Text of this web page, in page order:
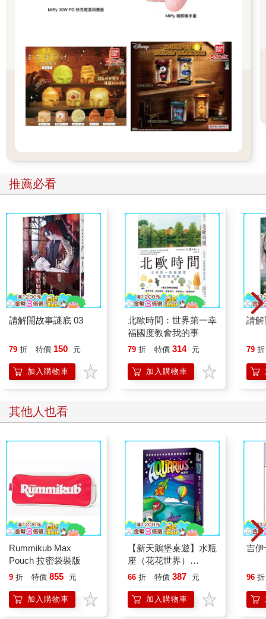
推薦必看
請解開故事謎底 03
79 折 特價 150 元
加入購物車
北歐時間：世界第一幸
福國度教會我的事
79 折 特價 314 元
加入購物車
請解
79 折
其他人也看
Rummikub Max
Pouch 拉密袋裝版
9 折 特價 855 元
加入購物車
【新天鵝堡桌遊】水瓶
座（花花世界）
Aquarius
66 折 特價 387 元
加入購物車
吉
96 折